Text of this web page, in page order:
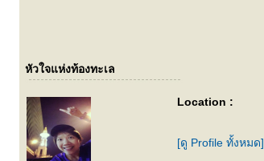
หัวใจแห่งท้องทะเล
Location :
[ดู Profile ทั้งหมด]